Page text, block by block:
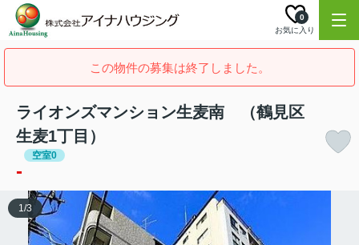
お気に入り
0
この物件の募集は終了しました。
ライオンズマンション生麦南 （鶴見区
生麦1丁目）
空室0
-
1/3